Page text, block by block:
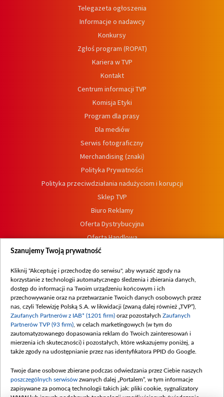
Telegazeta ogłoszenia
Informacje o nadawcy
Konkursy
Zgłoś program (ROPAT)
Kariera w TVP
Kontakt
Centrum informacji TVP
Komisja Etyki
Program dla prasy
Dla mediów
Serwis fotograficzny
Merchandising (znaki)
Polityka Prywatności
Polityka przeciwdziałania nadużyciom i korupcji
Sklep TVP
Biuro Reklamy
Oferta Dystrybucyjna
Oferta Handlowa
Dostępność
Procedura zgłoszeń wewnętrznych
Szanujemy Twoją prywatność
Kliknij "Akceptuję i przechodzę do serwisu", aby wyrazić zgody na
korzystanie z technologii automatycznego śledzenia i zbierania danych,
dostęp do informacji na Twoim urządzeniu końcowym i ich
przechowywanie oraz na przetwarzanie Twoich danych osobowych przez
nas, czyli Telewizję Polską S.A. w likwidacji (zwaną dalej również „TVP”),
Zaufanych Partnerów z IAB* (1201 firm) oraz pozostałych Zaufanych
Partnerów TVP (93 firm) , w celach marketingowych (w tym do
zautomatyzowanego dopasowania reklam do Twoich zainteresowań i
mierzenia ich skuteczności) i pozostałych, które wskazujemy poniżej, a
także zgody na udostępnianie przez nas identyfikatora PPID do Google.
Twoje dane osobowe zbierane podczas odwiedzania przez Ciebie naszych
poszczególnych serwisów zwanych dalej „Portalem”, w tym informacje
zapisywane za pomocą technologii takich jak: pliki cookie, sygnalizatory